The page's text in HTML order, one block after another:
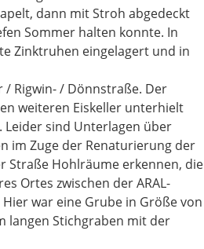
dann mit Stroh abgedeckt
Sommer halten konnte. In
Zinktruhen eingelagert und in
/ Rigwin- / Dönnstraße. Der
weiteren Eiskeller unterhielt
Leider sind Unterlagen über
im Zuge der Renaturierung der
Straße Hohlräume erkennen, die
Ortes zwischen der ARAL-
war eine Grube in Größe von
langen Stichgraben mit der